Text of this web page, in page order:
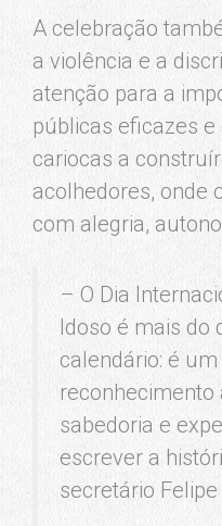
A celebração
a violência e a
atenção para a
públicas eficazes
cariocas a
acolhedores, onde
com alegria,
– O Dia
Idoso é mais do
calendário: é
sabedoria e
escrever a
secretário